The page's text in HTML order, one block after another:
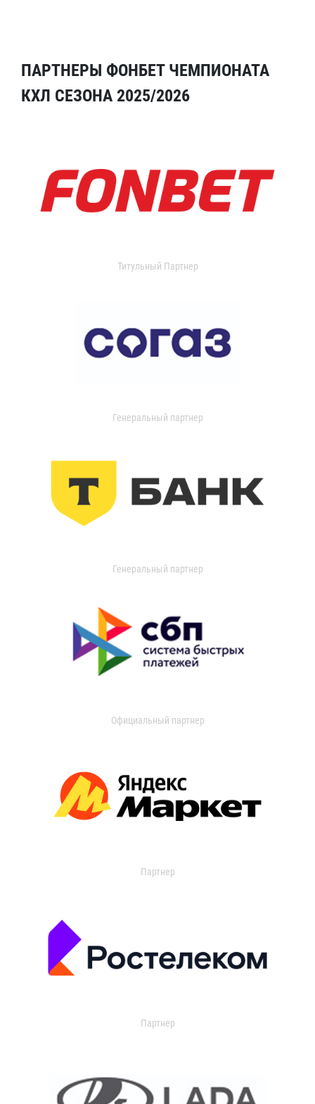
ПАРТНЕРЫ ФОНБЕТ ЧЕМПИОНАТА
КХЛ СЕЗОНА 2025/2026
Титульный Партнер
Генеральный партнер
Генеральный партнер
Официальный партнер
Партнер
Партнер